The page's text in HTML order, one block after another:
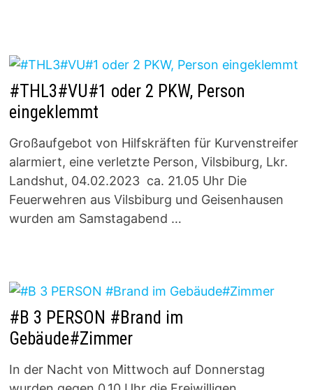
#THL3#VU#1 oder 2 PKW, Person
eingeklemmt
Großaufgebot von Hilfskräften für Kurvenstreifer
alarmiert, eine verletzte Person, Vilsbiburg, Lkr.
Landshut, 04.02.2023 ca. 21.05 Uhr Die
Feuerwehren aus Vilsbiburg und Geisenhausen
wurden am Samstagabend …
#B 3 PERSON #Brand im
Gebäude#Zimmer
In der Nacht von Mittwoch auf Donnerstag